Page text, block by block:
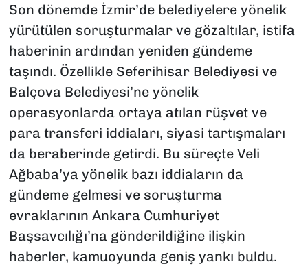
Son dönemde İzmir’de belediyelere yönelik
yürütülen soruşturmalar ve gözaltılar, istifa
haberinin ardından yeniden gündeme
taşındı. Özellikle Seferihisar Belediyesi ve
Balçova Belediyesi’ne yönelik
operasyonlarda ortaya atılan rüşvet ve
para transferi iddiaları, siyasi tartışmaları
da beraberinde getirdi. Bu süreçte Veli
Ağbaba’ya yönelik bazı iddiaların da
gündeme gelmesi ve soruşturma
evraklarının Ankara Cumhuriyet
Başsavcılığı’na gönderildiğine ilişkin
haberler, kamuoyunda geniş yankı buldu.